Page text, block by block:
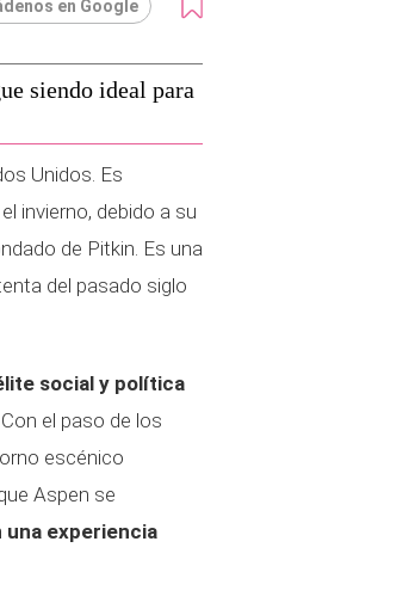
en Google
siendo ideal para
Unidos. Es
invierno, debido a su
de Pitkin. Es una
del pasado siglo
social y política
Con el paso de los
escénico
Aspen se
una experiencia